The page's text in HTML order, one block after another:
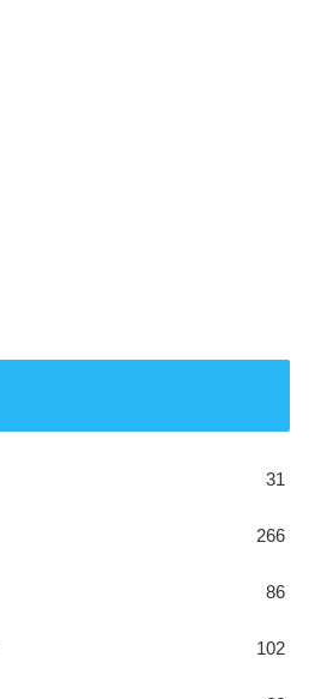
31
266
86
102